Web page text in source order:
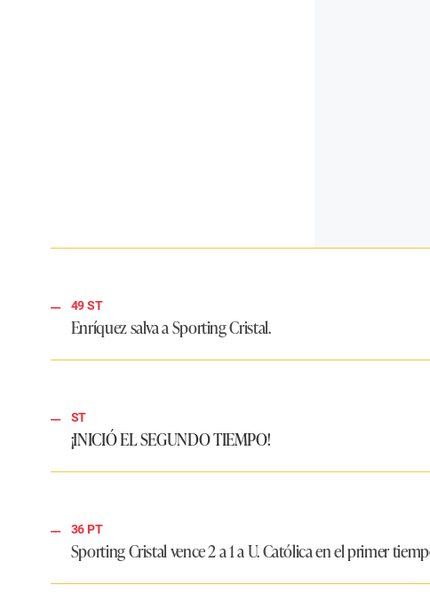
49 ST
Enríquez salva a Sporting Cristal.
ST
¡INICIÓ EL SEGUNDO TIEMPO!
36 PT
Sporting Cristal vence 2 a 1 a U. Católica en el primer